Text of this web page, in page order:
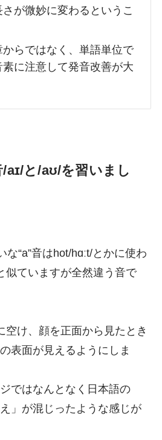
が微妙に変わるというこ
からではなく、単語単位で
に注意して発音改善が大
aɪ/と/aʊ/を習いまし
な“a”音はhot/hɑːt/とかに使わ
似ていますが全然違う音で
空け、顔を正面から見たとき
表面が見えるようにしま
ではなんとなく日本語の
」が混じったような感じが